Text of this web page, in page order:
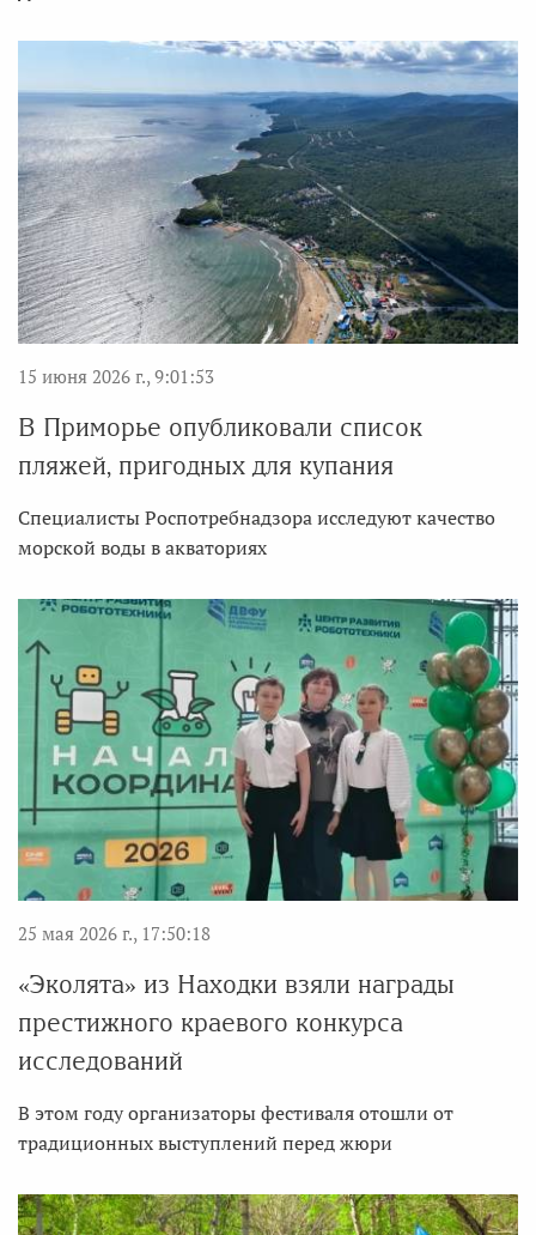
15 июня 2026 г., 9:01:53
В Приморье опубликовали список
пляжей, пригодных для купания
Специалисты Роспотребнадзора исследуют качество
морской воды в акваториях
25 мая 2026 г., 17:50:18
«Эколята» из Находки взяли награды
престижного краевого конкурса
исследований
В этом году организаторы фестиваля отошли от
традиционных выступлений перед жюри